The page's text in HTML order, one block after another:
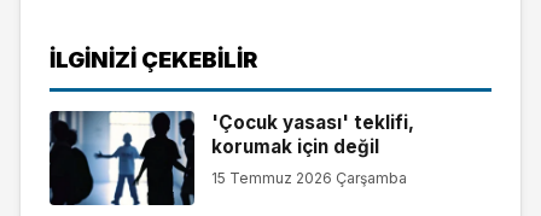
İLGINIZI ÇEKEBILIR
'Çocuk yasası' teklifi,
korumak için değil
15 Temmuz 2026 Çarşamba